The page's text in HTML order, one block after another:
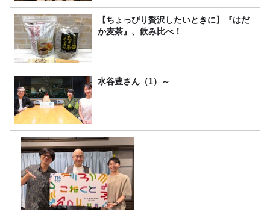
【ちょっぴり贅沢したいときに】『はだ
か麦茶』、飲み比べ！
水谷豊さん（1）～